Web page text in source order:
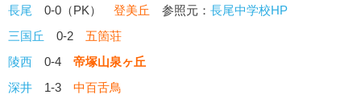
長尾 0-0（PK） 登美丘 参照元： 長尾中学校HP
三国丘
0-2 五箇荘
陵西 0-4 帝塚山泉ヶ丘
深井 1-3 中百舌鳥